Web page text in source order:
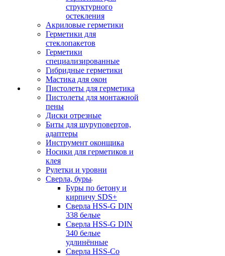
структурного
остекления
Акриловые герметики
Герметики для
стеклопакетов
Герметики
специализированные
Гибридные герметики
Мастика для окон
Пистолеты для герметика
Пистолеты для монтажной
пены
Диски отрезные
Биты для шуруповертов,
адаптеры
Инструмент оконщика
Носики для герметиков и
клея
Рулетки и уровни
Сверла, буры
Буры по бетону и
кирпичу SDS+
Сверла HSS-G DIN
338 белые
Сверла HSS-G DIN
340 белые
удлинённые
Сверла HSS-Co